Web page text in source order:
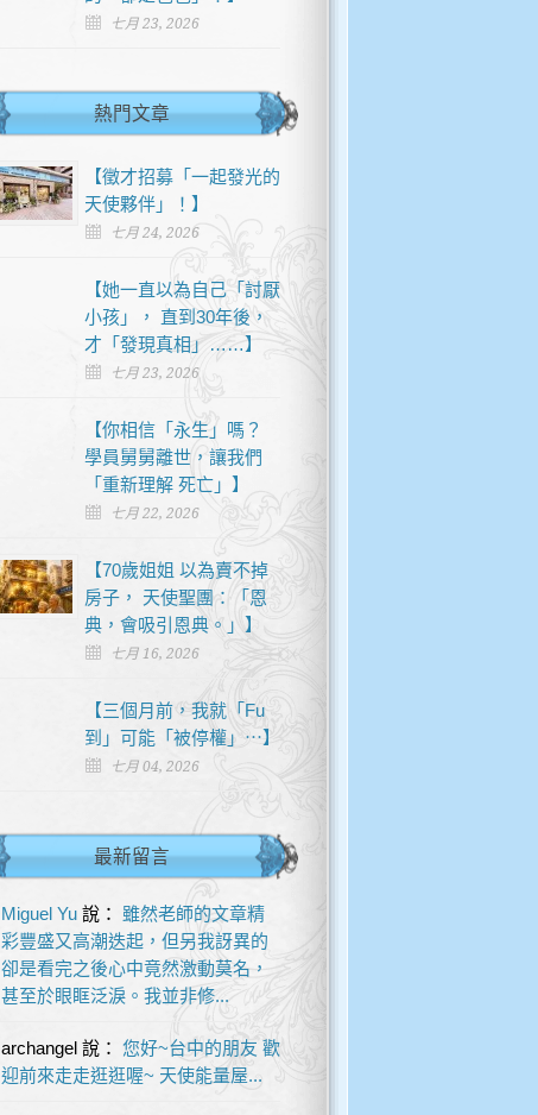
七月 23, 2026
熱門文章
【徵才招募「一起發光的
天使夥伴」！】
七月 24, 2026
【她一直以為自己「討厭
小孩」， 直到30年後，
才「發現真相」……】
七月 23, 2026
【你相信「永生」嗎？
學員舅舅離世，讓我們
「重新理解 死亡」】
七月 22, 2026
【70歲姐姐 以為賣不掉
房子， 天使聖團：「恩
典，會吸引恩典。」】
七月 16, 2026
【三個月前，我就「Fu
到」可能「被停權」⋯】
七月 04, 2026
最新留言
Miguel Yu說： 雖然老師的文章精
彩豐盛又高潮迭起，但另我訝異的
卻是看完之後心中竟然激動莫名，
甚至於眼眶泛淚。我並非修...
archangel說： 您好~台中的朋友 歡
迎前來走走逛逛喔~ 天使能量屋...